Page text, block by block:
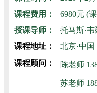
课程费用：
6980元 (
授课导师：
托马斯·韦
课程地址：
北京·中国
课程顾问：
陈老师 1
苏老师